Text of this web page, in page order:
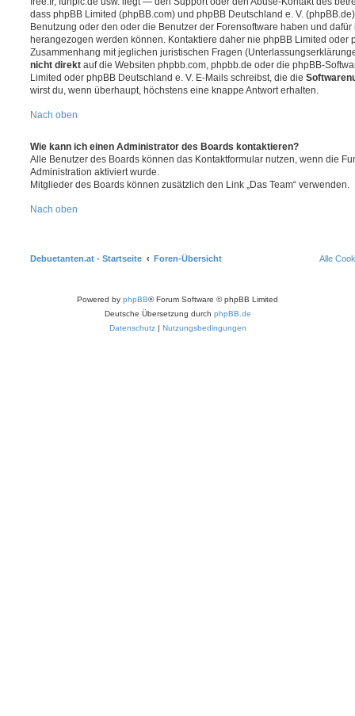
dass phpBB Limited (phpBB.com) und phpBB Deutschland e. V.
Benutzung oder den oder die Benutzer der Forensoftware haben und
herangezogen werden können. Kontaktiere daher nie phpBB Limited oder
Zusammenhang mit jeglichen juristischen Fragen
nicht direkt auf die Websiten phpbb.com, phpbb.de oder die phpBB-
Limited oder phpBB Deutschland e. V. E-Mails schreibst, die die
wirst du, wenn überhaupt, höchstens eine knappe Antwort erhalten.
Nach oben
Wie kann ich einen Administrator des Boards kontaktieren?
Alle Benutzer des Boards können das Kontaktformular nutzen, wenn die
Administration aktiviert wurde.
Mitglieder des Boards können zusätzlich den Link „Das Team“ verwenden.
Nach oben
Debuetanten.at - Startseite Foren-Übersicht Alle
Powered by phpBB® Forum Software © phpBB Limited
Deutsche Übersetzung durch phpBB.de
Datenschutz| Nutzungsbedingungen